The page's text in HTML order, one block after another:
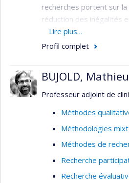
recherches portent sur
réduction des inégalités
provenant des structures
environnementales
l'agro-industrie bananière
et l'environnement et les
production sociale des
publique et les
santé et la recherche en
l'analyse du discours, les
connaissances et les
Lire plus…
Profil complet
BUJOLD, Mathieu
Professeur adjoint de
Méthodes
Méthodologies
Méthodes de
Recherche
Recherche